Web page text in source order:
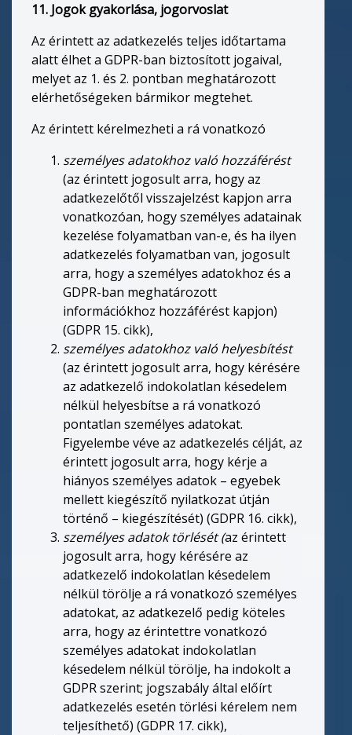
11. Jogok gyakorlása, jogorvoslat
Az érintett az adatkezelés teljes időtartama
alatt élhet a GDPR-ban biztosított jogaival,
melyet az 1. és 2. pontban meghatározott
elérhetőségeken bármikor megtehet.
Az érintett kérelmezheti a rá vonatkozó
személyes adatokhoz való hozzáférést
(az érintett jogosult arra, hogy az
adatkezelőtől visszajelzést kapjon arra
vonatkozóan, hogy személyes adatainak
kezelése folyamatban van-e, és ha ilyen
adatkezelés folyamatban van, jogosult
arra, hogy a személyes adatokhoz és a
GDPR-ban meghatározott
információkhoz hozzáférést kapjon)
(GDPR 15. cikk),
személyes adatokhoz való helyesbítést
(az érintett jogosult arra, hogy kérésére
az adatkezelő indokolatlan késedelem
nélkül helyesbítse a rá vonatkozó
pontatlan személyes adatokat.
Figyelembe véve az adatkezelés célját, az
érintett jogosult arra, hogy kérje a
hiányos személyes adatok – egyebek
mellett kiegészítő nyilatkozat útján
történő – kiegészítését) (GDPR 16. cikk),
személyes adatok törlését (az érintett
jogosult arra, hogy kérésére az
adatkezelő indokolatlan késedelem
nélkül törölje a rá vonatkozó személyes
adatokat, az adatkezelő pedig köteles
arra, hogy az érintettre vonatkozó
személyes adatokat indokolatlan
késedelem nélkül törölje, ha indokolt a
GDPR szerint; jogszabály által előírt
adatkezelés esetén törlési kérelem nem
teljesíthető) (GDPR 17. cikk),